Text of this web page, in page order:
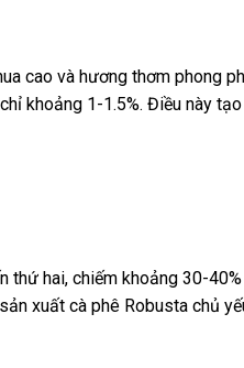
cao và hương thơm
khoảng 1-1.5%. Điều này
thứ hai, chiếm khoảng 30-
xuất cà phê Robusta chủ